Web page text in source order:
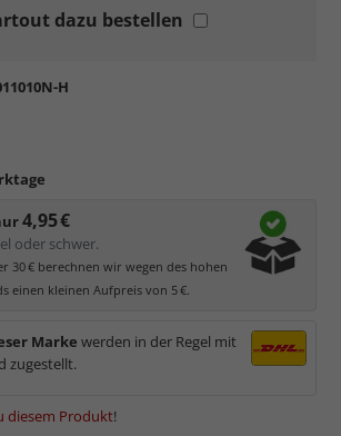
dazu bestellen
H
4,95 €
oder schwer.
30 € berechnen wir wegen des hohen
einen kleinen Aufpreis von 5 €.
Marke werden in der Regel mit
zugestellt.
diesem Produkt!